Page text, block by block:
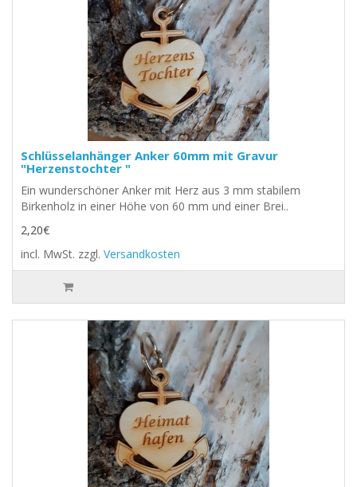
Schlüsselanhänger Anker 60mm mit Gravur
"Herzenstochter "
Ein wunderschöner Anker mit Herz aus 3 mm stabilem
Birkenholz in einer Höhe von 60 mm und einer Brei..
2,20€
incl. MwSt. zzgl. Versandkosten